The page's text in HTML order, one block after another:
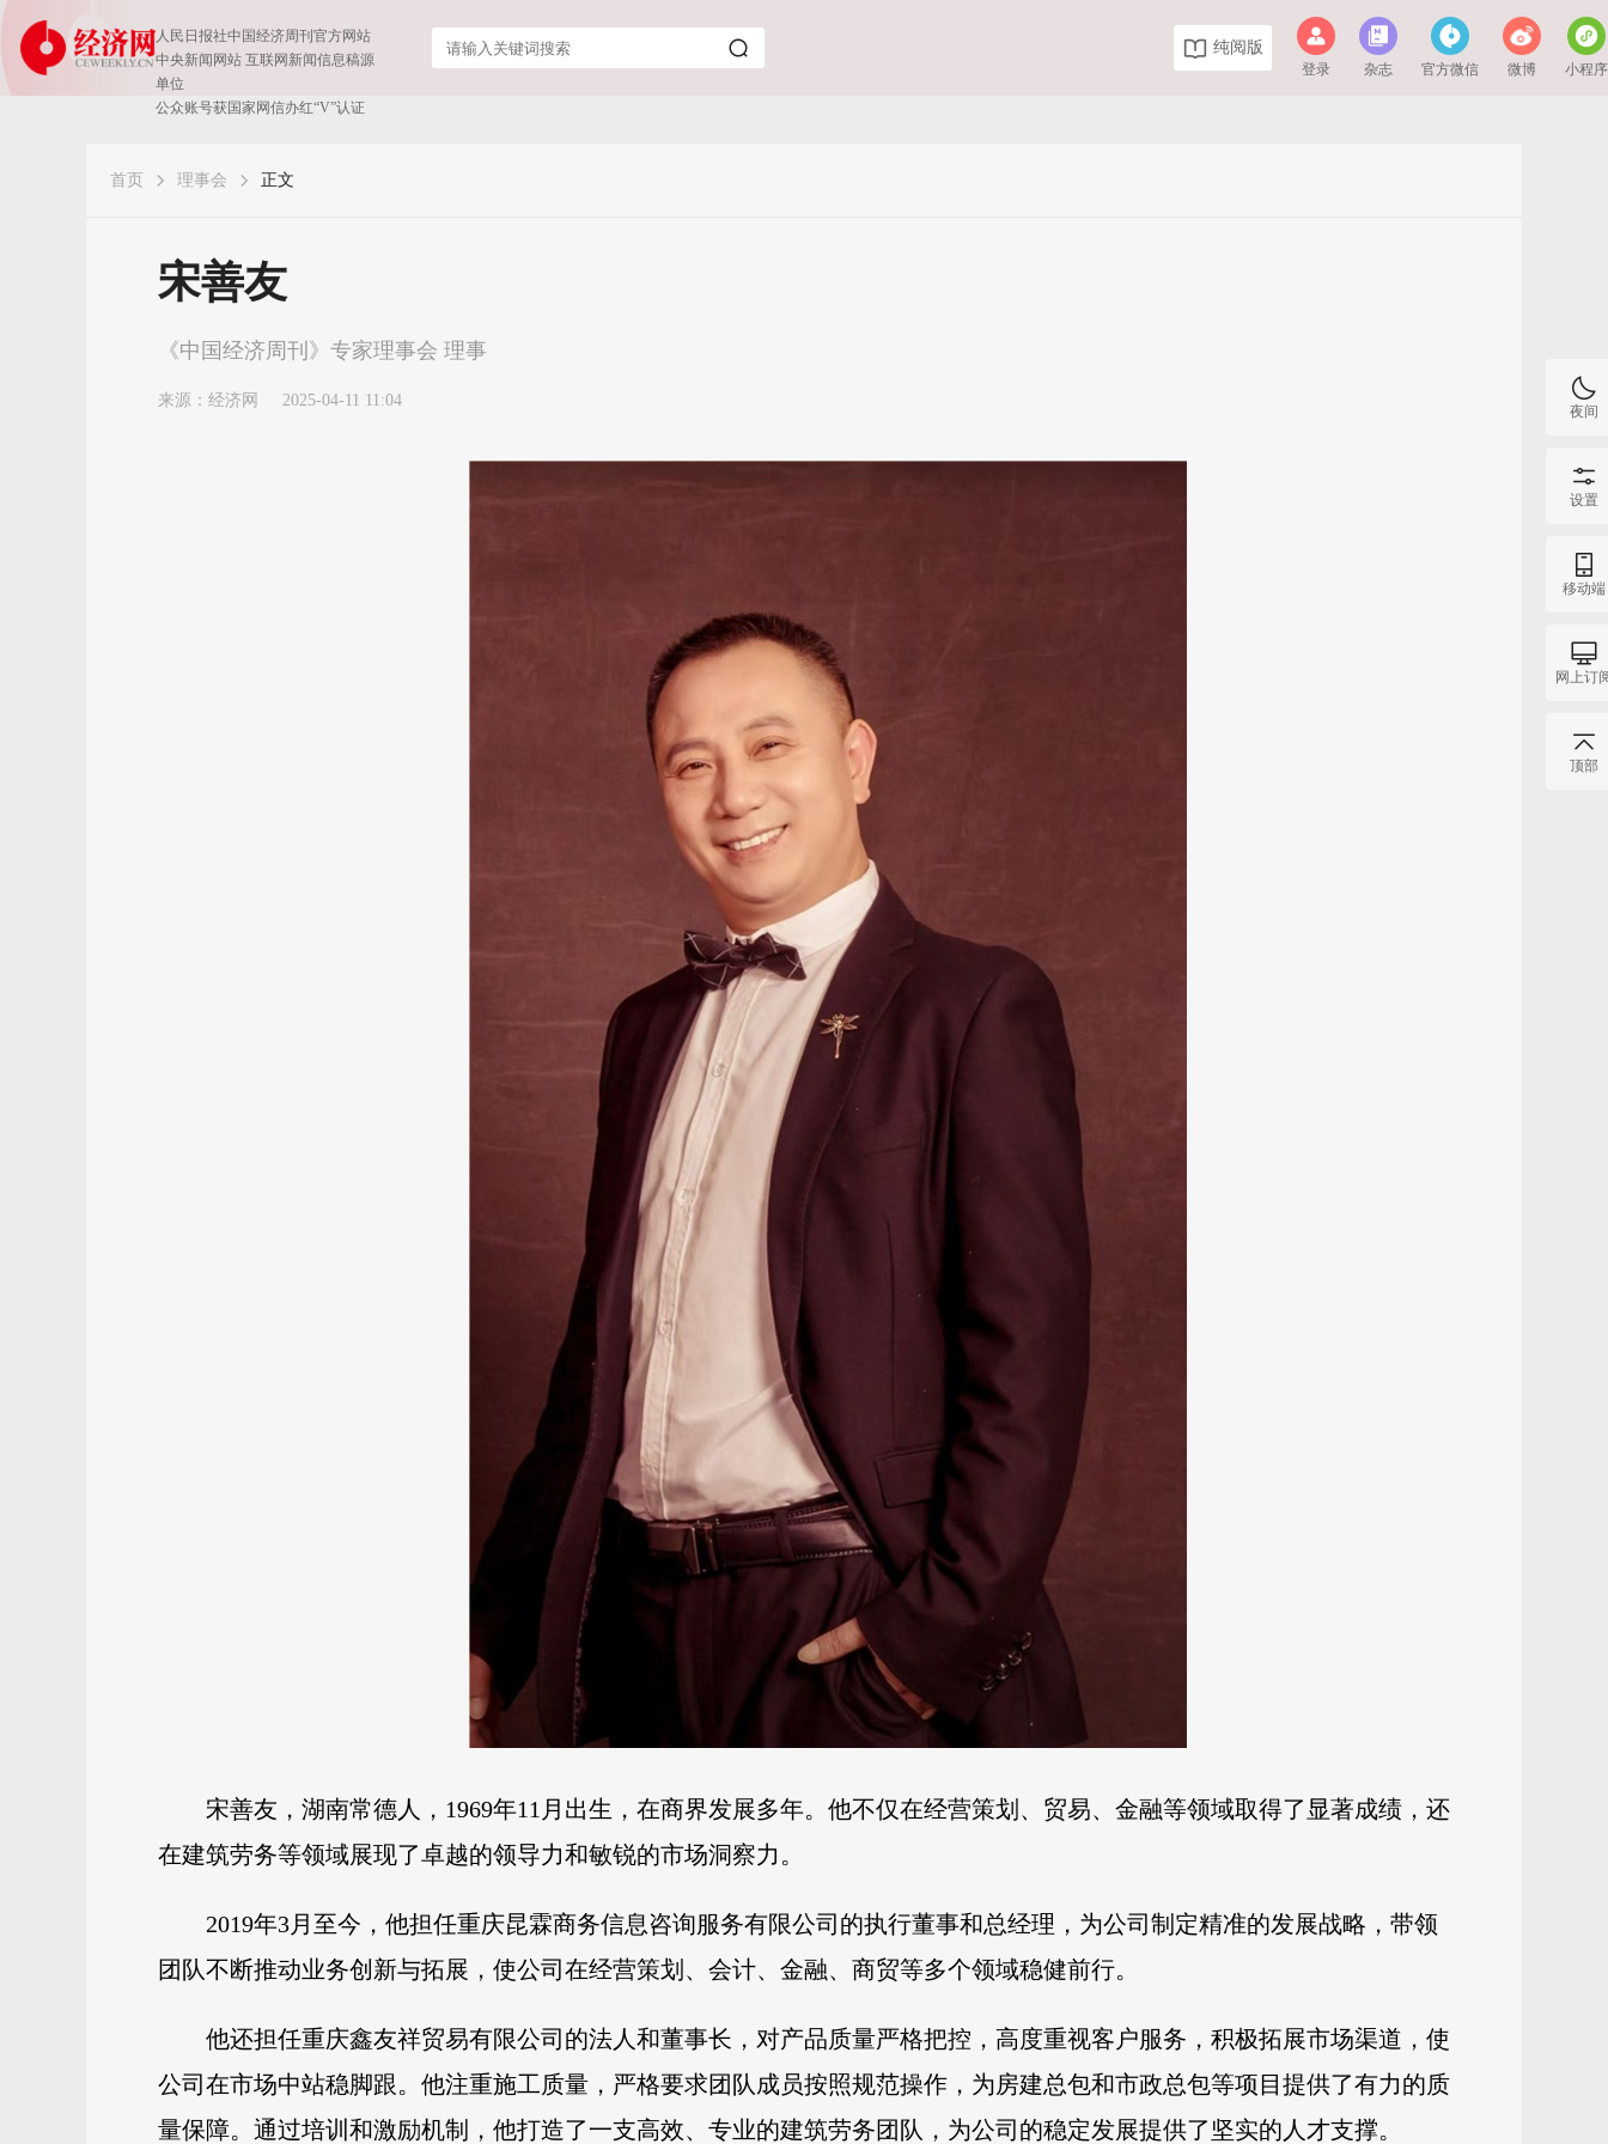
人民日报社中国经济周刊官方网站
中央新闻网站 互联网新闻信息稿源
单位
公众账号获国家网信办红“V”认证
纯阅版
登录 杂志 官方微信 微博 小程序
首页 理事会 正文
宋善友
《中国经济周刊》专家理事会 理事
来源： 经济网 2025-04-11 11:04
宋善友，湖南常德人，1969年11月出生，在商界发展多年。他不仅在经营策划、贸易、金融等领域取得了显著成绩，还
在建筑劳务等领域展现了卓越的领导力和敏锐的市场洞察力。
2019年3月至今，他担任重庆昆霖商务信息咨询服务有限公司的执行董事和总经理，为公司制定精准的发展战略，带领
团队不断推动业务创新与拓展，使公司在经营策划、会计、金融、商贸等多个领域稳健前行。
他还担任重庆鑫友祥贸易有限公司的法人和董事长，对产品质量严格把控，高度重视客户服务，积极拓展市场渠道，使
公司在市场中站稳脚跟。他注重施工质量，严格要求团队成员按照规范操作，为房建总包和市政总包等项目提供了有力的质
量保障。通过培训和激励机制，他打造了一支高效、专业的建筑劳务团队，为公司的稳定发展提供了坚实的人才支撑。
夜间
设置
移动端
网上订
顶部